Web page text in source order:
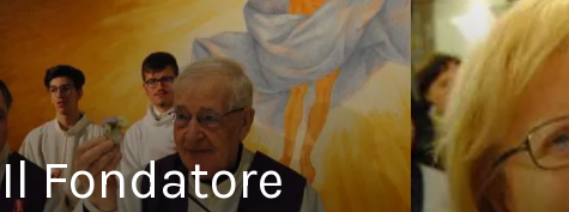
Il Fondatore